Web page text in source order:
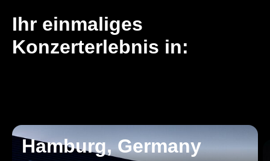
Ihr einmaliges
Konzerterlebnis in:
Hamburg, Germany